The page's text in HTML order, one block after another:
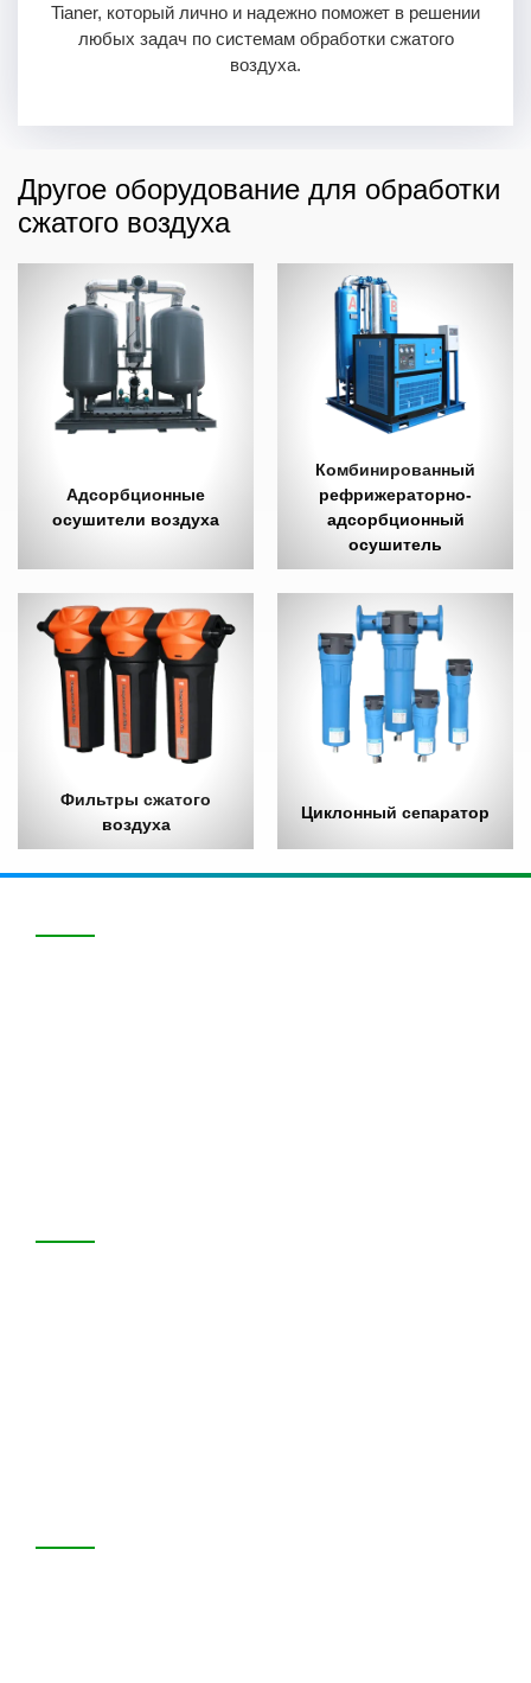
Tianer, который лично и надежно поможет в решении
любых задач по системам обработки сжатого
воздуха.
Другое оборудование для обработки
сжатого воздуха
Адсорбционные
осушители воздуха
Комбинированный
рефрижераторно-
адсорбционный
осушитель
Фильтры сжатого
воздуха
Циклонный сепаратор